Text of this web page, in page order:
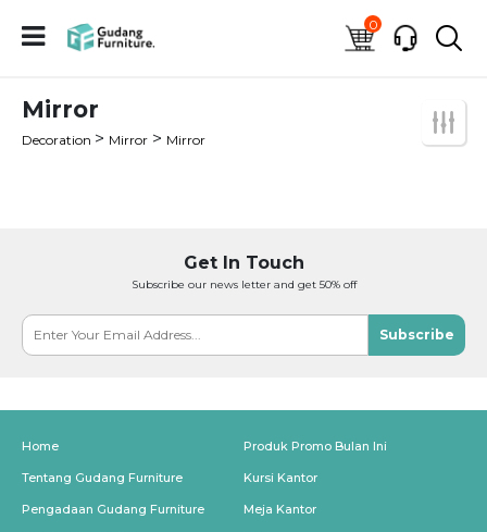
0
Mirror
Decoration > Mirror > Mirror
Get In Touch
Subscribe our news letter and get 50% off
Subscribe
Home
Tentang Gudang Furniture
Pengadaan Gudang Furniture
Produk Promo Bulan Ini
Kursi Kantor
Meja Kantor